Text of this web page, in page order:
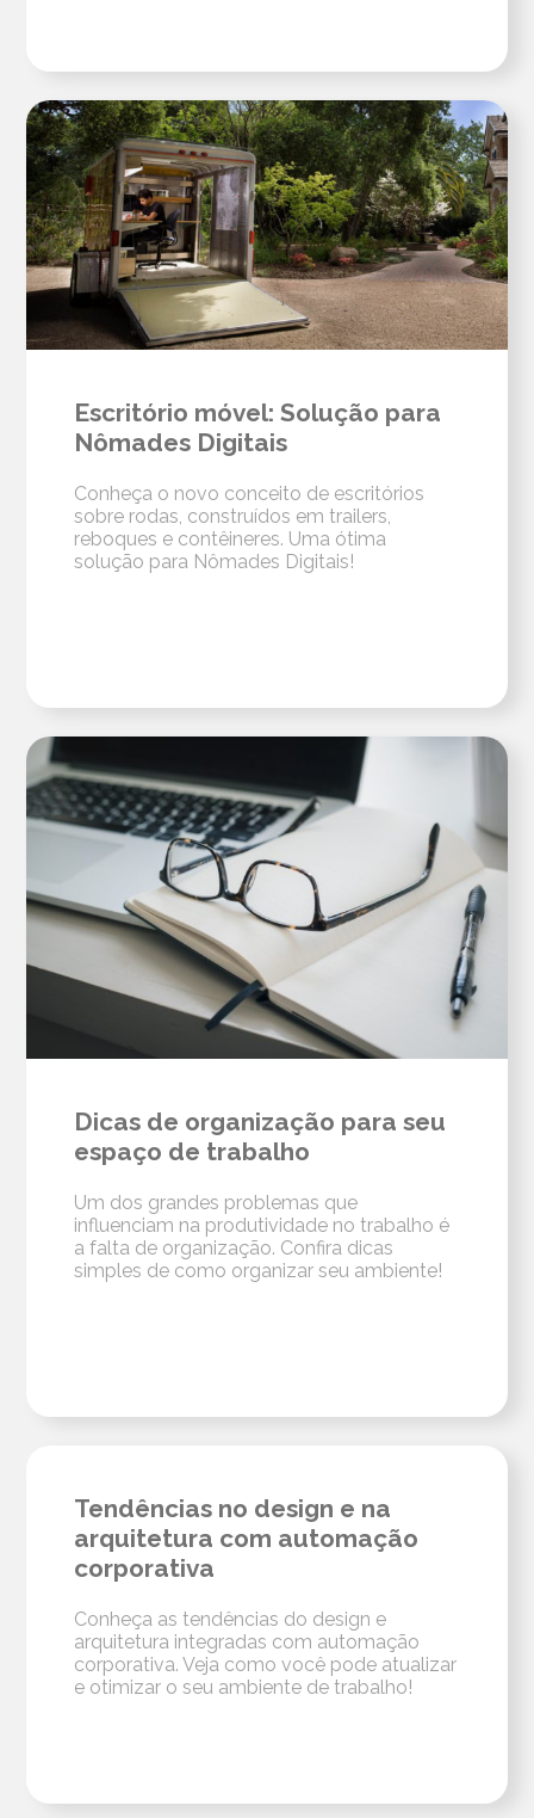
Escritório móvel: Solução para
Nômades Digitais
Conheça o novo conceito de escritórios
sobre rodas, construídos em trailers,
reboques e contêineres. Uma ótima
solução para Nômades Digitais!
Dicas de organização para seu
espaço de trabalho
Um dos grandes problemas que
influenciam na produtividade no trabalho é
a falta de organização. Confira dicas
simples de como organizar seu ambiente!
Tendências no design e na
arquitetura com automação
corporativa
Conheça as tendências do design e
arquitetura integradas com automação
corporativa. Veja como você pode atualizar
e otimizar o seu ambiente de trabalho!